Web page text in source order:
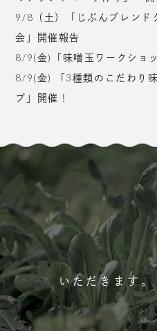
9/8（土）「じぶんブレンド
会」開催報告
8/9(金)「味噌玉ワークショ
8/9(金) 「3種類のこだわり
プ」開催！
いただきます